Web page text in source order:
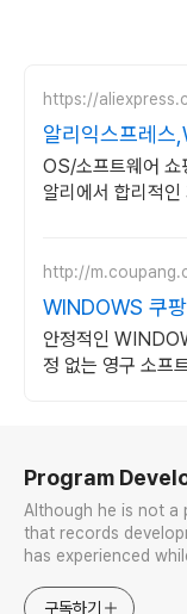
https://
알리익스프레스
Windows 알리
OS/소프트웨어
알리에서 합리적인
http://
WINDOWS 쿠
안정적인
정 없는 영구 소프
Program
Although he is not a
that records
has experienced
구독하기